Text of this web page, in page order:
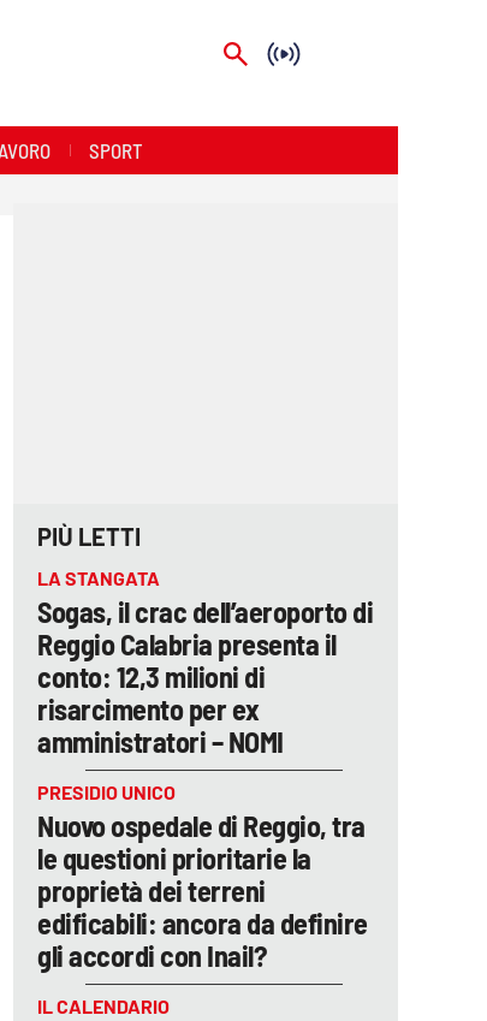
SPORT
PIÙ LETTI
LA STANGATA
Sogas, il crac dell’aeroporto di
Reggio Calabria presenta il
conto: 12,3 milioni di
risarcimento per ex
amministratori – NOMI
PRESIDIO UNICO
Nuovo ospedale di Reggio, tra
le questioni prioritarie la
proprietà dei terreni
edificabili: ancora da definire
gli accordi con Inail?
IL CALENDARIO